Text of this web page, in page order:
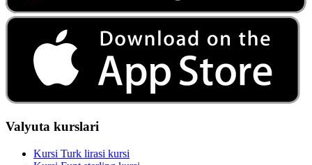
Valyuta kurslari
Kursi Turk lirasi kursi